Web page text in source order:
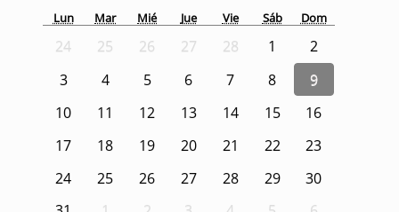
Lun Mar Mié Jue Vie Sáb Dom
24 25 26 27 28 1
2
3
4 5 6 7 8
9
10
11 12 13 14 15
16
17
18 19 20 21 22
23
24
25 26 27 28 29
30